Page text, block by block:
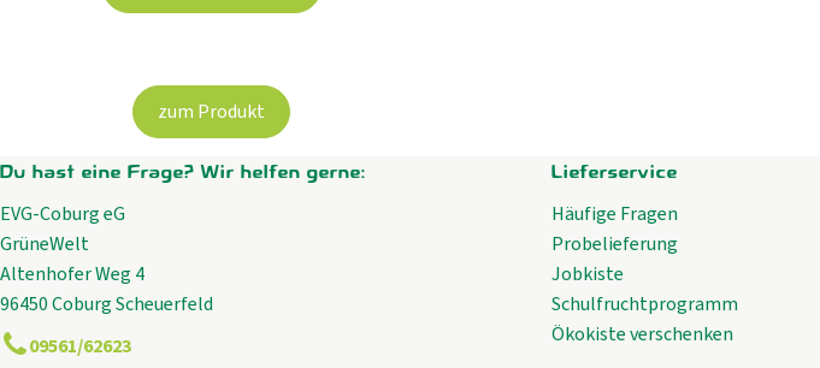
zum Produkt
Du hast eine Frage? Wir helfen gerne:
EVG-Coburg eG
GrüneWelt
Altenhofer Weg 4
96450 Coburg Scheuerfeld
09561/62623
Lieferservice
Häufige Fragen
Probelieferung
Jobkiste
Schulfruchtprogramm
Ökokiste verschenken